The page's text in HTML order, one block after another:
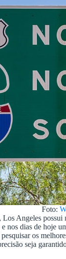
Foto:
Angeles possui
nos dias de hoje
os
seja